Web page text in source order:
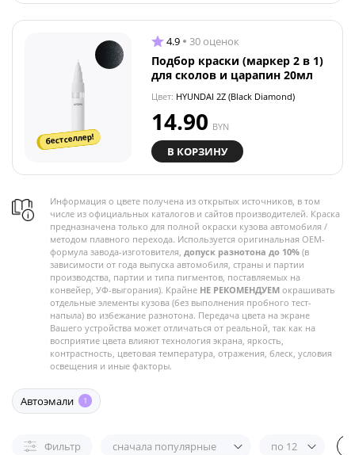
бестселлер!
4.9 30 оценок
Подбор краски (маркер 2 в 1)
для сколов и царапин 20мл
Цвет: HYUNDAI 2Z (Black Diamond)
14.90 BYN
В КОРЗИНУ
Информация о цвете получена из открытых источников, в том
числе из официальных каталогов и сайтов производителей. Краска
предназначена только для полной окраски кузова автомобиля /
методом плавного перехода. Используется оригинальная OEM-
формула завода-изготовителя, допуск разнотона до 10% (в
зависимости от года выпуска автомобиля, страны и партии
производства, партии и типа пигментов, поставляемых на
конвейер, УФ-выгорания). Крайне НЕ РЕКОМЕНДУЕМ окрашивать
отдельные элементы кузова (без выполнения пробного тест-
напыла) во избежание разнотона. Передача цвета на экране
Вашего устройства может отличаться от реальной, так как на
восприятие цвета влияют технология экрана, яркость,
контрастность, цветовая температура, отражения, блеск, условия
освещения и иные факторы.
Автоэмали 1
Фильтр сначала популярные по 12